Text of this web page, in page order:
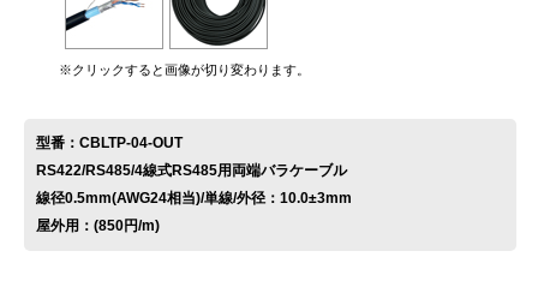
※クリックすると画像が切り変わります。
型番：CBLTP-04-OUT
RS422/RS485/4線式RS485用両端バラケーブル
線径0.5mm(AWG24相当)/単線/外径：10.0±3mm
屋外用：(850円/m)